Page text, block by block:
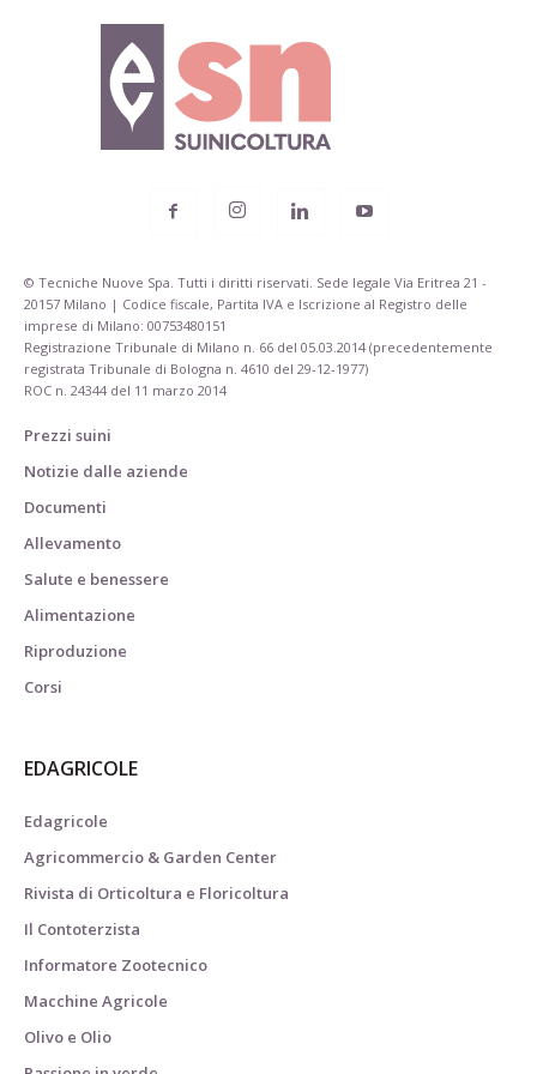
© Tecniche Nuove Spa. Tutti i diritti riservati. Sede legale Via Eritrea 21 -
20157 Milano | Codice fiscale, Partita IVA e Iscrizione al Registro delle
imprese di Milano: 00753480151
Registrazione Tribunale di Milano n. 66 del 05.03.2014 (precedentemente
registrata Tribunale di Bologna n. 4610 del 29-12-1977)
ROC n. 24344 del 11 marzo 2014
Prezzi suini
Notizie dalle aziende
Documenti
Allevamento
Salute e benessere
Alimentazione
Riproduzione
Corsi
EDAGRICOLE
Edagricole
Agricommercio & Garden Center
Rivista di Orticoltura e Floricoltura
Il Contoterzista
Informatore Zootecnico
Macchine Agricole
Olivo e Olio